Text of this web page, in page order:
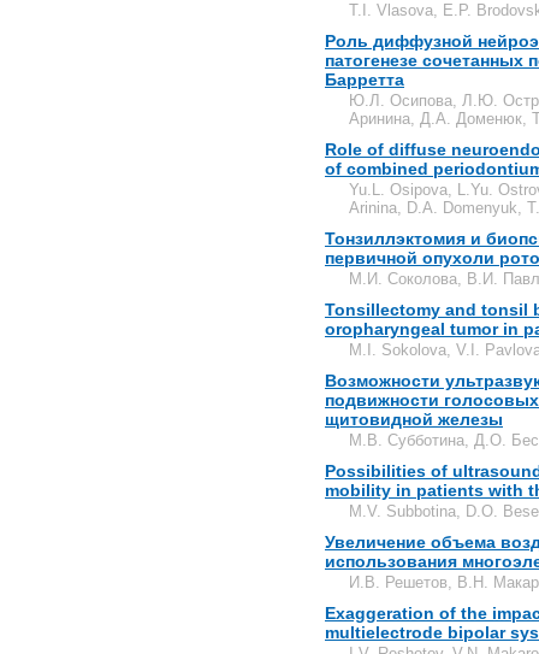
T.I. Vlasova, E.P.
Роль диффузной
патогенезе
Барретта
Ю.Л. Осипова, Л.Ю.
Аринина, Д.А. Доменюк,
Role of diffuse
of combined
Yu.L. Osipova, L.Yu.
Arinina, D.A. Domenyuk,
Тонзиллэктомия и
первичной опухоли
М.И. Соколова, В.И.
Tonsillectomy and tonsil
oropharyngeal tumor in
M.I. Sokolova, V.I.
Возможности
подвижности
щитовидной железы
М.В. Субботина, Д.О.
Possibilities of
mobility in patients with
M.V. Subbotina, D.O.
Увеличение объема
использования
И.В. Решетов, В.Н.
Exaggeration of the
multielectrode bipolar